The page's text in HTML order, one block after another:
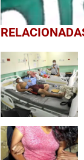
0
seconds
1
minute,
19
secondsVolume
0%